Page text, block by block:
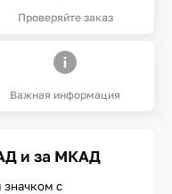
Проверяйте заказ
Важная информация
и за МКАД
значком с